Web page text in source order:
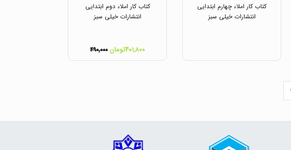
کتاب کار املاء چهارم ابتدایی
انتشارات خیلی سبز
کتاب کار املاء دوم ابتدایی
انتشارات خیلی سبز
۴۰۱,۸۰۰تومان ۴۹۰,۰۰۰